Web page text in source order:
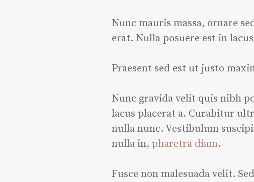
Nunc mauris massa, ornare
erat. Nulla posuere est in
Praesent sed est ut justo
Nunc gravida velit quis nibh
lacus placerat a. Curabitur
nulla nunc. Vestibulum
nulla in, pharetra diam.
Fusce non malesuada velit.